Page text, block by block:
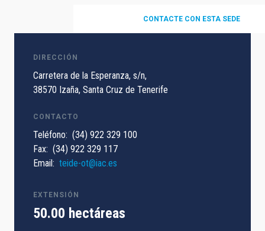
DIRECCIÓN
Carretera de la Esperanza, s/n,
38570 Izaña, Santa Cruz de Tenerife
CONTACTO
Teléfono
(34) 922 329 100
Fax (34) 922 329 117
Email teide-ot@iac.es
EXTENSIÓN
50.00 hectáreas
CONTACTE CON ESTA SEDE